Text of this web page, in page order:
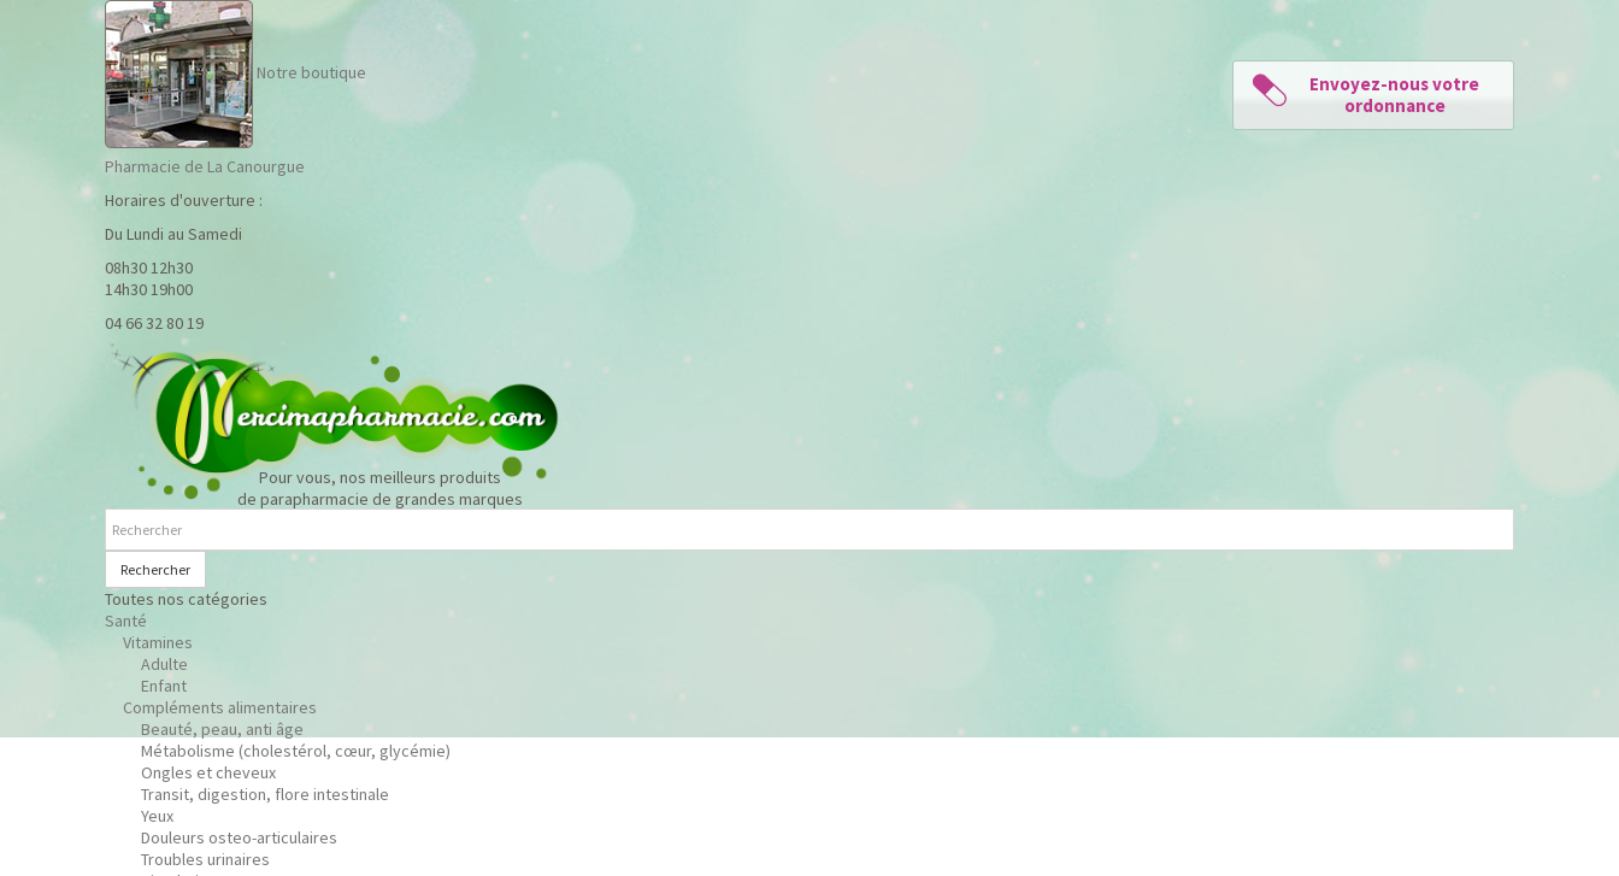
Notre boutique
Pharmacie de La Canourgue
Horaires d'ouverture :
Du Lundi au Samedi
08h30 12h30
14h30 19h00
04 66 32 80 19
Pour vous, nos meilleurs produits
de parapharmacie de grandes marques
Rechercher
Toutes nos catégories
Santé
Vitamines
Adulte
Enfant
Compléments alimentaires
Beauté, peau, anti âge
Métabolisme (cholestérol, cœur, glycémie)
Ongles et cheveux
Transit, digestion, flore intestinale
Yeux
Douleurs osteo-articulaires
Troubles urinaires
Envoyez-nous votre
ordonnance